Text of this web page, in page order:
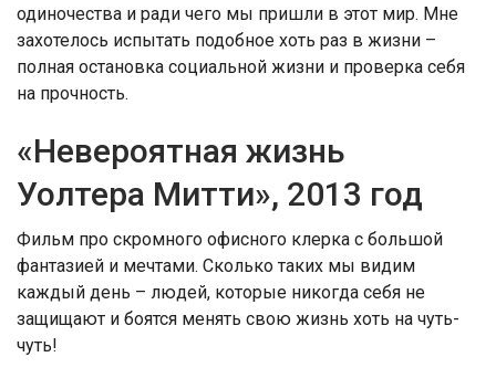
одиночества и ради чего мы пришли в этот мир. Мне
захотелось испытать подобное хоть раз в жизни –
полная остановка социальной жизни и проверка себя
на прочность.
«Невероятная жизнь
Уолтера Митти», 2013 год
Фильм про скромного офисного клерка с большой
фантазией и мечтами. Сколько таких мы видим
каждый день – людей, которые никогда себя не
защищают и боятся менять свою жизнь хоть на чуть-
чуть!